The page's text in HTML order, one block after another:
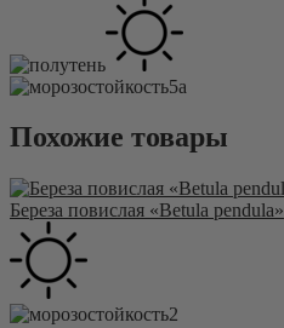
5а
Похожие товары
Береза повислая «Betula pendula»
2